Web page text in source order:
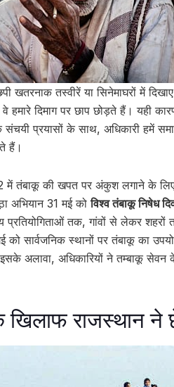
खतरनाक तस्वीरें या सिनेमाघरों में
दिमाग पर छाप छोड़ते हैं। यही
प्रयासों के साथ, अधिकारी हमें
हैं।
में तंबाकू की खपत पर अंकुश लगाने के
अभियान 31 मई कोविश्व तंबाकू निषेध
प्रतियोगिताओं तक, गांवों से लेकर
को सार्वजनिक स्थानों पर तंबाकू का
इसके अलावा, अधिकारियों ने तम्बाकू
राजस्थान ने